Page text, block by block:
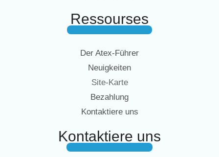
Ressourses
Der Atex-Führer
Neuigkeiten
Site-Karte
Bezahlung
Kontaktiere uns
Kontaktiere uns